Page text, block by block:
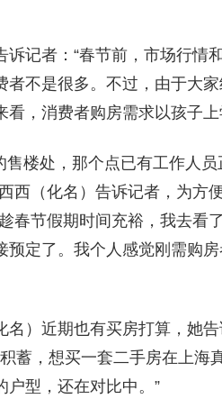
记者：“春节前，市场行情
者不是很多。不过，由于大
看，消费者购房需求以孩子
售楼处，那个点已有工作人
西（化名）告诉记者，为方
春节假期时间充裕，我去看
预定了。我个人感觉刚需购
）近期也有买房打算，她
蓄，想买一套二手房在上
型，还在对比中。”